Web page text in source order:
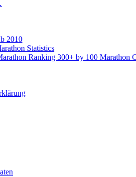
2010
Statistics
Ranking 300+ by 100 Marathon